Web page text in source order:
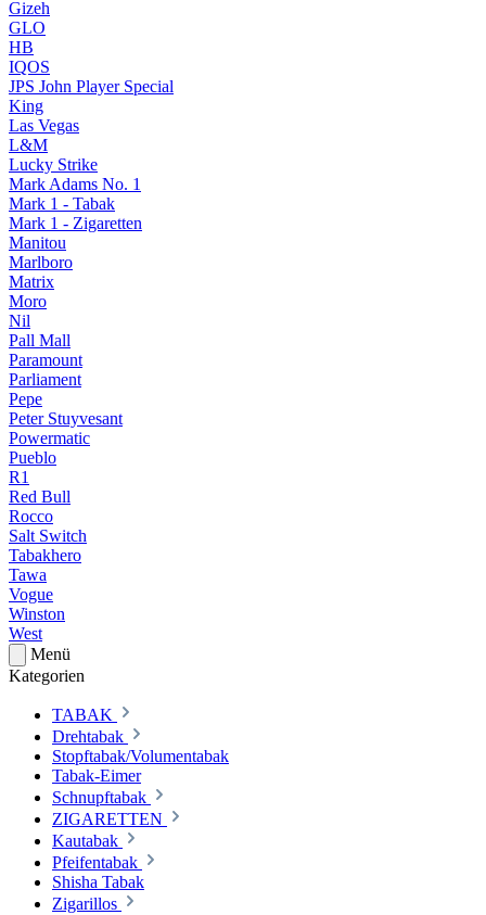
Gizeh
GLO
HB
IQOS
JPS John Player Special
King
Las Vegas
L&M
Lucky Strike
Mark Adams No. 1
Mark 1 - Tabak
Mark 1 - Zigaretten
Manitou
Marlboro
Matrix
Moro
Nil
Pall Mall
Paramount
Parliament
Pepe
Peter Stuyvesant
Powermatic
Pueblo
R1
Red Bull
Rocco
Salt Switch
Tabakhero
Tawa
Vogue
Winston
West
Menü
Kategorien
TABAK
Drehtabak
Stopftabak/Volumentabak
Tabak-Eimer
Schnupftabak
ZIGARETTEN
Kautabak
Pfeifentabak
Shisha Tabak
Zigarillos